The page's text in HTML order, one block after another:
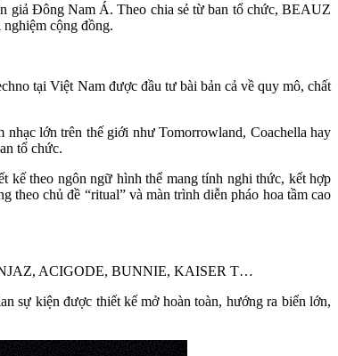
giả Đông Nam Á. Theo chia sẻ từ ban tổ chức, BEAUZ
cộng đồng.
tại Việt Nam được đầu tư bài bản cả về quy mô, chất
lớn trên thế giới như Tomorrowland, Coachella hay
tổ chức.
kế theo ngôn ngữ hình thể mang tính nghi thức, kết hợp
chủ đề “ritual” và màn trình diễn pháo hoa tầm cao
ACIGODE, BUNNIE, KAISER T…
sự kiện được thiết kế mở hoàn toàn, hướng ra biển lớn,